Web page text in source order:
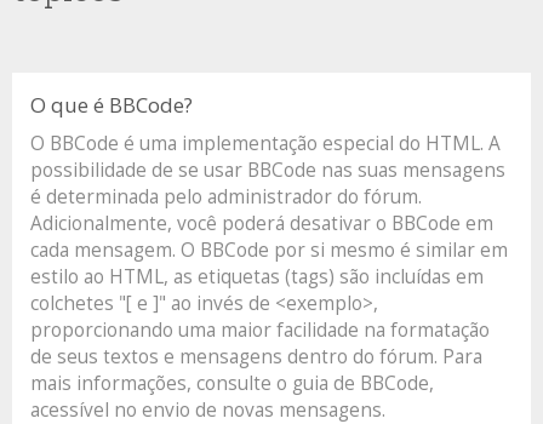
O que é BBCode?
O BBCode é uma implementação especial do HTML. A
possibilidade de se usar BBCode nas suas mensagens
é determinada pelo administrador do fórum.
Adicionalmente, você poderá desativar o BBCode em
cada mensagem. O BBCode por si mesmo é similar em
estilo ao HTML, as etiquetas (tags) são incluídas em
colchetes "[ e ]" ao invés de <exemplo>,
proporcionando uma maior facilidade na formatação
de seus textos e mensagens dentro do fórum. Para
mais informações, consulte o guia de BBCode,
acessível no envio de novas mensagens.